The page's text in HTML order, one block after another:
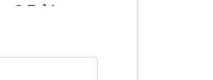
& Fakten aus
unter einem
ab, die von
das Bauwerk als